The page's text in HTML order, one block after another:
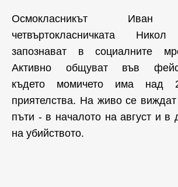
Осмокласникът
четвъртокласничката
запознават в социалните
Активно общуват във
където момичето има над
приятелства. На живо се
пъти - в началото на август и в
на убийството.